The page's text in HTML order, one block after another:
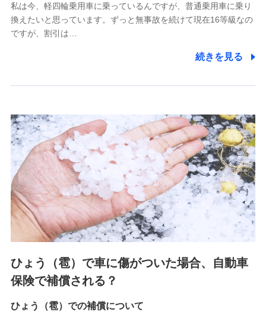
(https://pshoken.co.jp/)
リトルファミリー少額短期保険株式会社
(https://www.littlefamily-ssi.com/)
郵便、電話、およびＥメール等により、当社と取引のあるも
た維持管理等の委託業務遂行のため、またそれらに付帯、関
連する当社および提携会社のサービスを案内、提供するため
（なお、当社は複数の保険会社と取引があり、取得した個人
情報を取引のある他の保険会社の商品・サービスをご提案す
るために利用させていただくことがあります。）
上記に係る連絡・手続き・管理等付帯業務を行うため
3.セミナー募集サイトから取得した個人情報
各種セミナーの案内、開催のため
上記に係る連絡・手続き・管理等付帯業務を行うため
4.家族・友達紹介にて取得した個人情報
被紹介者への連絡、及び当社と取引のあるもしくは委託を受
けている保険会社・提携会社の保険その他に関する情報を提
供し、金融商品等の契約を勧奨するため
アンケートやキャンペーン等の実施のため
私は今、軽四輪乗用車に乗っているんですが、普通乗用車に乗り
換えたいと思っています。ずっと無事故を続けて現在16等級なの
ですが、割引は…
続きを見る
ひょう（雹）で車に傷がついた場合、自動車
保険で補償される？
ひょう（雹）での補償について